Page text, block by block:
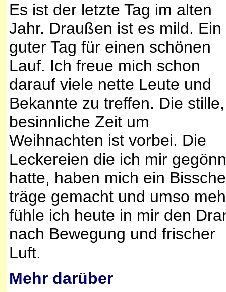
Es ist der letzte Tag im alten
Jahr. Draußen ist es mild. Ein
guter Tag für einen schönen
Lauf. Ich freue mich schon
darauf viele nette Leute und
Bekannte zu treffen. Die stille,
besinnliche Zeit um
Weihnachten ist vorbei. Die
Leckereien die ich mir
hatte, haben mich ein
träge gemacht und umso
fühle ich heute in mir den
nach Bewegung und frischer
Luft.
Mehr darüber